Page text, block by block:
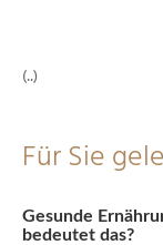
(..)
Für Sie
Gesunde
bedeutet das?